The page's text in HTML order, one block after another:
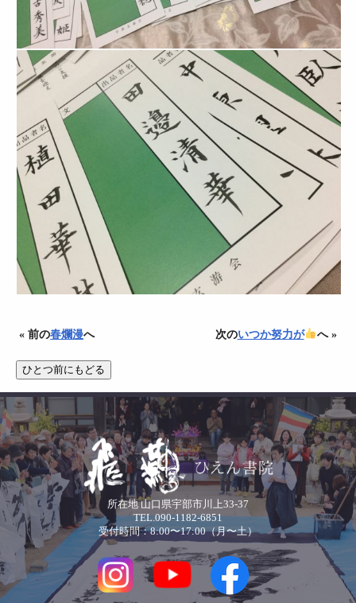
« 前の春爛漫へ 次のいつか努力が へ »
所在地 山口県宇部市川上33-37
TEL.090-1182-6851
受付時間：8:00〜17:00（月〜土）